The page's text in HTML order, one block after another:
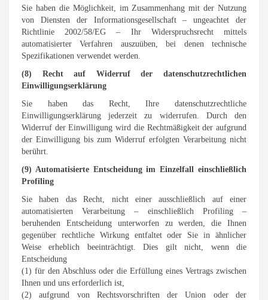
Sie haben die Möglichkeit, im Zusammenhang mit der Nutzung
von Diensten der Informationsgesellschaft – ungeachtet der
Richtlinie 2002/58/EG – Ihr Widerspruchsrecht mittels
automatisierter Verfahren auszuüben, bei denen technische
Spezifikationen verwendet werden.
(8) Recht auf Widerruf der datenschutzrechtlichen
Einwilligungserklärung
Sie haben das Recht, Ihre datenschutzrechtliche
Einwilligungserklärung jederzeit zu widerrufen. Durch den
Widerruf der Einwilligung wird die Rechtmäßigkeit der aufgrund
der Einwilligung bis zum Widerruf erfolgten Verarbeitung nicht
berührt.
(9) Automatisierte Entscheidung im Einzelfall einschließlich
Profiling
Sie haben das Recht, nicht einer ausschließlich auf einer
automatisierten Verarbeitung – einschließlich Profiling –
beruhenden Entscheidung unterworfen zu werden, die Ihnen
gegenüber rechtliche Wirkung entfaltet oder Sie in ähnlicher
Weise erheblich beeinträchtigt. Dies gilt nicht, wenn die
Entscheidung
(1) für den Abschluss oder die Erfüllung eines Vertrags zwischen
Ihnen und uns erforderlich ist,
(2) aufgrund von Rechtsvorschriften der Union oder der